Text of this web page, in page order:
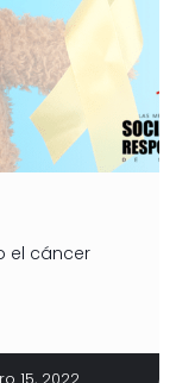
el cáncer
15, 2022